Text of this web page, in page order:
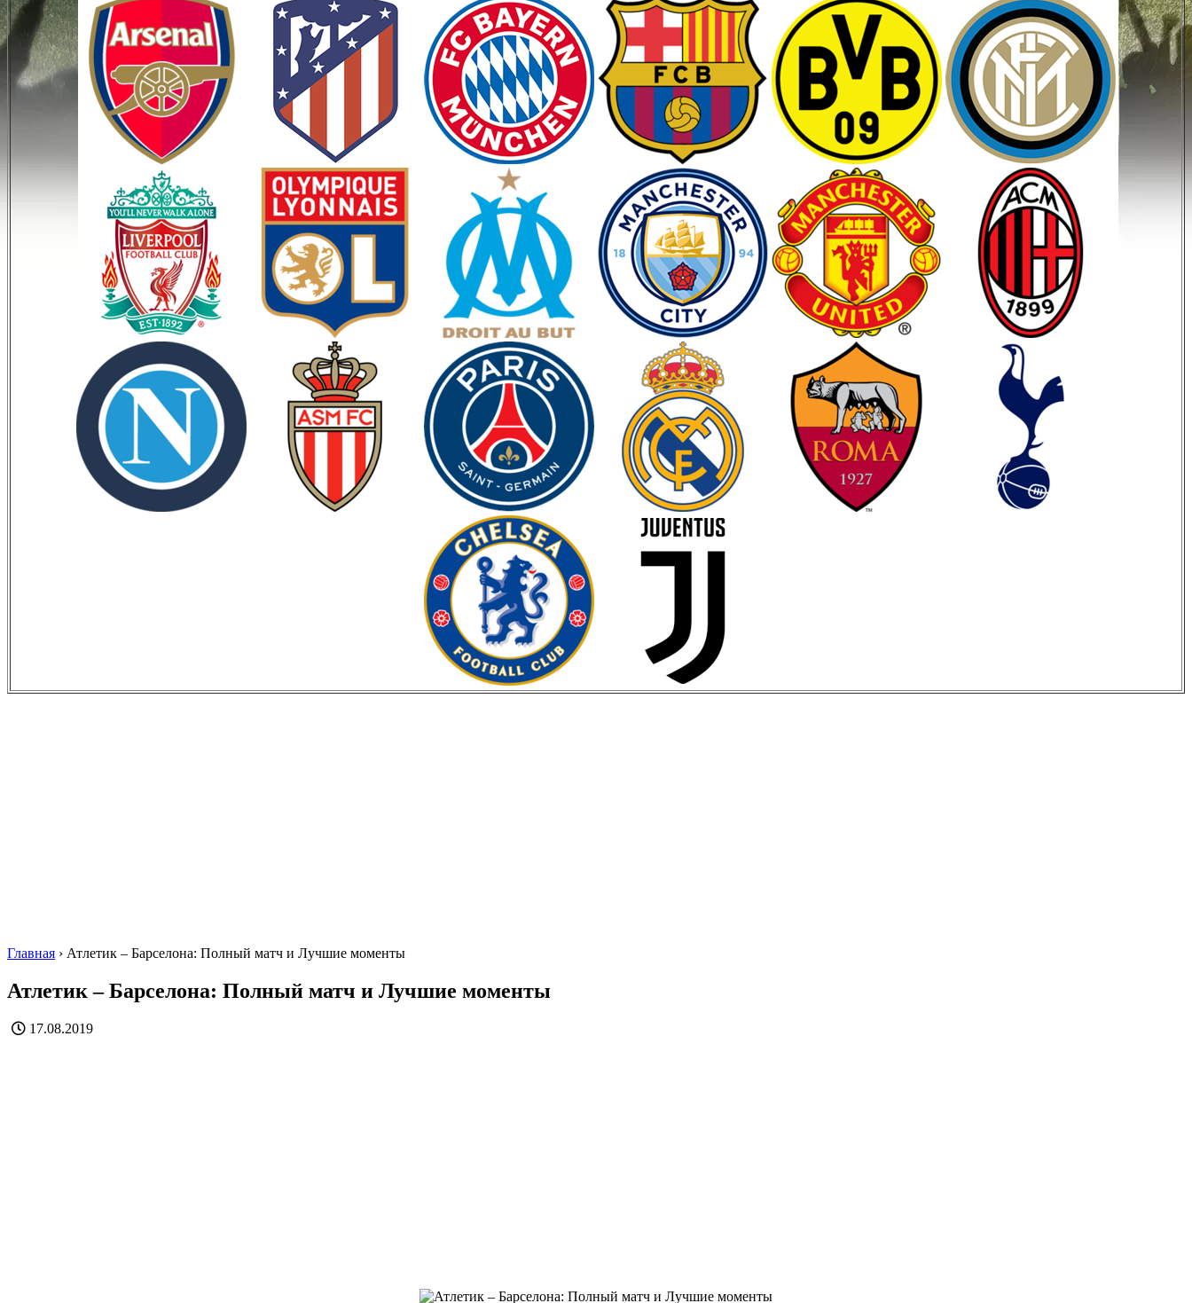
Главная › Атлетик – Барселона: Полный матч и Лучшие моменты
Атлетик – Барселона: Полный матч и Лучшие моменты
17.08.2019